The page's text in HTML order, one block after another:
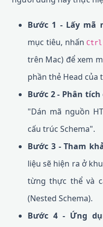
Bước 1 - Lấy mã
mục tiêu, nhấn Ctrl
trên Mac) để xem
phần thẻ Head của
Bước 2 - Phân
"Dán mã nguồn
cấu trúc Schema".
Bước 3 - Tham
liệu sẽ hiện ra ở
từng thực thể và
(Nested Schema).
Bước 4 - Ứng